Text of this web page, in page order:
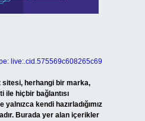
live:.cid.575569c608265c69
sitesi, herhangi bir marka,
ile hiçbir bağlantısı
kendi hazırladığımız
Burada yer alan içerikler